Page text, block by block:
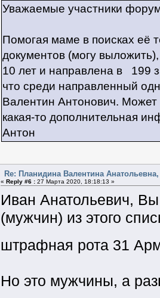
Уважаемые участники
Помогая маме в поисках её
документов (могу
10 лет и направлена в 199
что среди направленный
Валентин Антонович. Может
какая-то дополнительная
Антон
Re: Планидина Валентина Анатольевна,
« Reply #6 :27 Марта 2020, 18:18:13 »
Иван Анатольевич, Вы
(мужчин) из этого
штрафная рота 31
Но это мужчины, а